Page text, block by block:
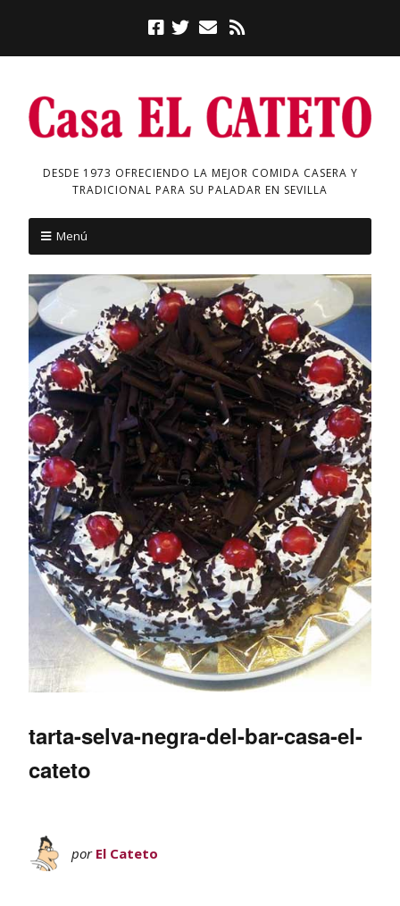
DESDE 1973 OFRECIENDO LA MEJOR COMIDA CASERA Y
TRADICIONAL PARA SU PALADAR EN SEVILLA
Menú
tarta-selva-negra-del-bar-casa-el-
cateto
por El Cateto